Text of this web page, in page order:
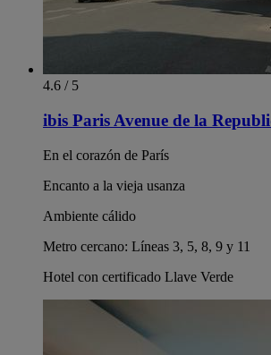
4.6 / 5
ibis Paris Avenue de la
En el corazón de París
Encanto a la vieja usanza
Ambiente cálido
Metro cercano: Líneas 3, 5, 8, 9 y 11
Hotel con certificado Llave Verde